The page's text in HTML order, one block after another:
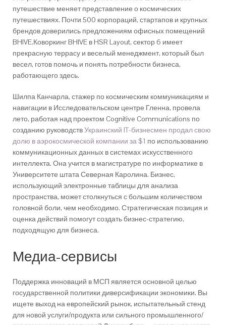
путешествие меняет представление о космических
путешествиях. Почти 500 корпораций, стартапов и крупных
брендов доверились предложениям офисных помещений
BHIVE.Коворкинг BHIVE в HSR Layout, сектор 6 имеет
прекрасную террасу и веселый менеджмент, который был
весел, готов помочь и понять потребности бизнеса,
работающего здесь.
Шилпа Канчарла, стажер по космическим коммуникациям и
навигации в Исследовательском центре Гленна, провела
лето, работая над проектом Cognitive Communications по
созданию руководствУкраинский IT-бизнесмен продал свою
долю в аэрокосмической компании за $1 по использованию
коммуникационных данных в системах искусственного
интеллекта. Она учится в магистратуре по информатике в
Университете штата Северная Каролина. Бизнес,
использующий электронные таблицы для анализа
пространства, может столкнуться с большим количеством
головной боли, чем необходимо. Стратегическая позиция и
оценка действий помогут создать бизнес-стратегию,
подходящую для бизнеса.
Медиа-сервисы
Поддержка инноваций в МСП является основной целью
государственной политики диверсификации экономики. Вы
ищете выход на европейский рынок, испытательный стенд
для новой услуги/продукта или сильного промышленного/